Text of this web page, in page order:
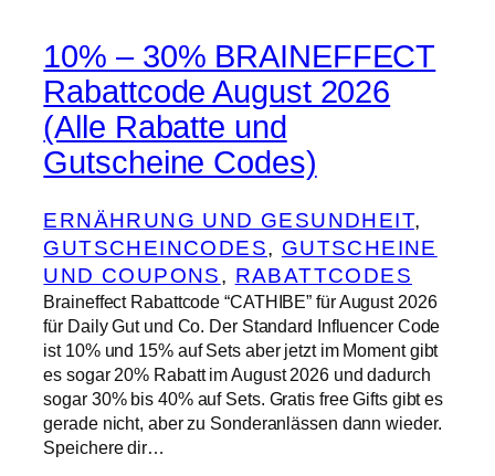
10% – 30% BRAINEFFECT
Rabattcode August 2026
(Alle Rabatte und
Gutscheine Codes)
ERNÄHRUNG UND GESUNDHEIT
GUTSCHEINCODES, GUTSCHEINE
UND COUPONS, RABATTCODES
Braineffect Rabattcode “CATHIBE” für August 2026
für Daily Gut und Co. Der Standard Influencer Code
ist 10% und 15% auf Sets aber jetzt im Moment gibt
es sogar 20% Rabatt im August 2026 und dadurch
sogar 30% bis 40% auf Sets. Gratis free Gifts gibt es
gerade nicht, aber zu Sonderanlässen dann wieder.
Speichere dir…